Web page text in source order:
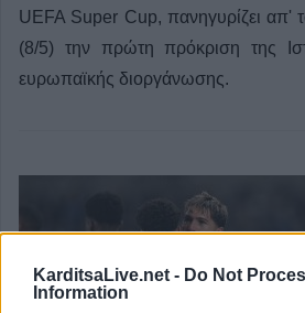
KarditsaLive.net - Do Not
Information
UEFA Super Cup, πανηγυρίζει απ'
(8/5) την πρώτη πρόκριση της
ευρωπαϊκής διοργάνωσης.